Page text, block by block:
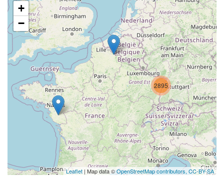
2895
+
−
Leaflet | Map data ©OpenStreetMap contributors, CC-BY-SA